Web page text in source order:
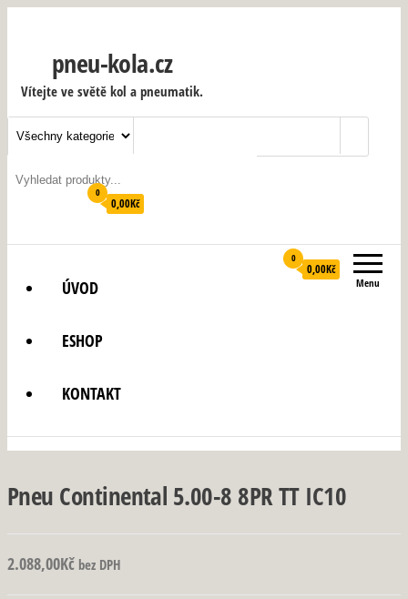
pneu-kola.cz
Vítejte ve světě kol a pneumatik.
0
0,00Kč
Menu
0
0,00Kč
ÚVOD
ESHOP
KONTAKT
Pneu Continental 5.00-8 8PR TT IC10
2.088,00Kč bez DPH